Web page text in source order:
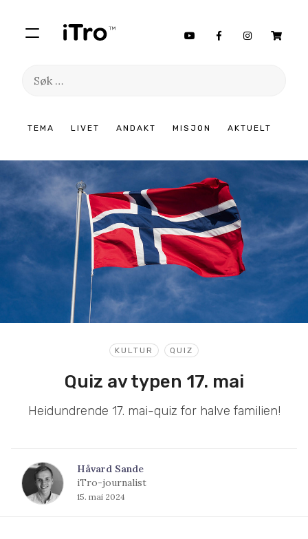
TEMA LIVET ANDAKT MISJON AKTUELT
Søk
innhold
KULTUR QUIZ
Quiz av typen 17. mai
Heidundrende 17. mai-quiz for halve familien!
Håvard Sande
iTro-journalist
15. mai 2024